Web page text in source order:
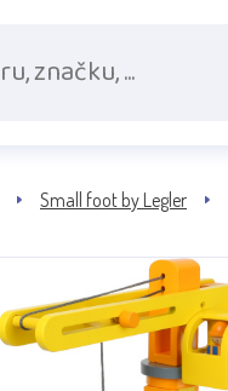
Small foot by Legler